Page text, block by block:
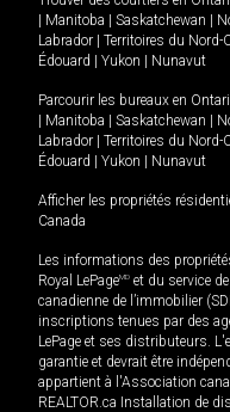
| Manitoba | Saskatchewan |
Labrador | Territoires du Nord-
Édouard | Yukon | Nunavut
Parcourir les bureaux en
| Manitoba | Saskatchewan |
Labrador | Territoires du Nord-
Édouard | Yukon | Nunavut
Afficher les propriétés
Canada
Les informations des
Royal LePageMD et du service
canadienne de l’immobilier
inscriptions tenues par des
LePage et ses distributeurs.
garantie et devrait être
appartient à l'Association
REALTOR.ca Installation de